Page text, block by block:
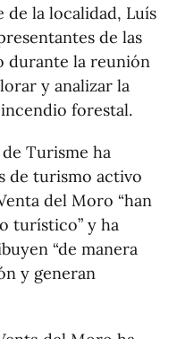
de la localidad, Luís
de las
durante la reunión
y analizar la
forestal.
Turisme ha
de turismo activo
del Moro “han
turístico” y ha
“de manera
y generan